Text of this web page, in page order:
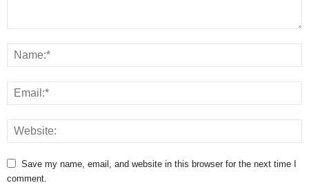
Save my name, email, and website in this browser for the next time I
comment.